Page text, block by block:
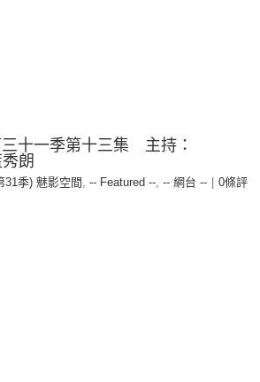
三十一季第十三集 主持：
朗
31季) 魅影空間 , -- Featured --, -- 網台 --
0條評